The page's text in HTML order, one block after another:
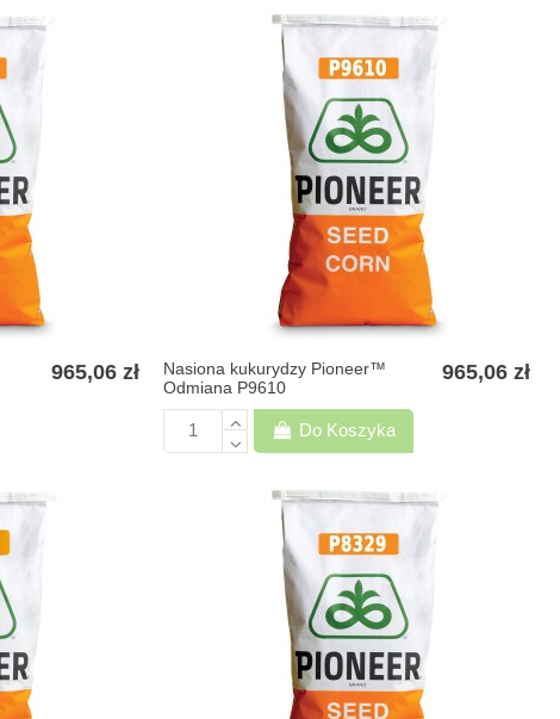
965,06 zł
Nasiona kukurydzy Pioneer™
Odmiana P9610
965,06 zł
Do Koszyka